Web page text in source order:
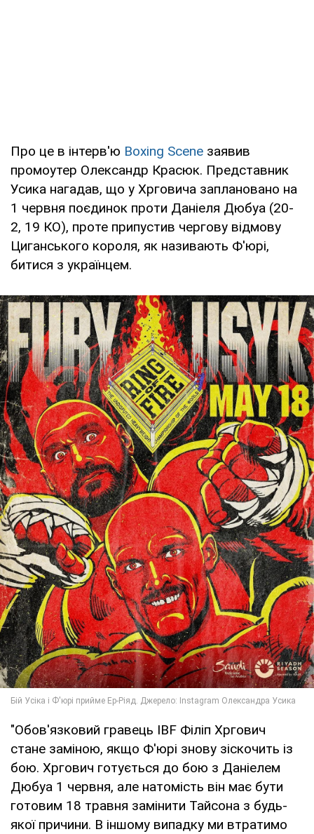
Про це в інтерв'ю Boxing Scene заявив
промоутер Олександр Красюк. Представник
Усика нагадав, що у Хрговича заплановано на
1 червня поєдинок проти Даніеля Дюбуа (20-
2, 19 КО), проте припустив чергову відмову
Циганського короля, як називають Ф'юрі,
битися з українцем.
"Обов'язковий гравець IBF Філіп Хргович
стане заміною, якщо Ф'юрі знову зіскочить із
бою. Хргович готується до бою з Даніелем
Дюбуа 1 червня, але натомість він має бути
готовим 18 травня замінити Тайсона з будь-
якої причини. В іншому випадку ми втратимо